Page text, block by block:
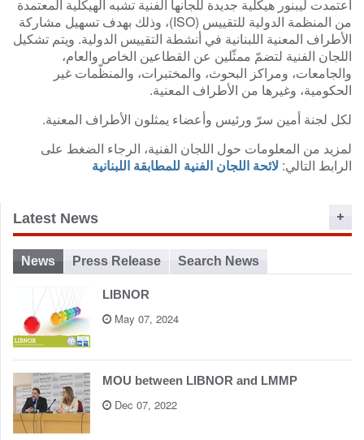
اعتمدت ليبنور هيكلية جديدة للجانها الفنية تشبه الهيكلية المعتمدة
من المنظمة الدولية للتقييس (ISO)، وذلك بهدف تسهيل مشاركة
الأطراف المعنية اللبنانية في أنشطة التقييس الدولية. ويتم تشكيل
اللجان الفنية لتضمّ ممثّلين عن القطاعين الخاص والعام،
والجامعات، ومراكز البحوث، والمختبرات، والمنظّمات غير
الحكومية، وغيرها من الأطراف المعنية.
لكل لجنة أمين سرّ ورئيس وأعضاء يمثلون الأطراف المعنية.
لمزيد من المعلومات حول اللجان الفنية، الرجاء الضغط على
الرابط التالي: لائحة اللجان الفنية للمطابقة اللبنانية
Latest News
News Press Release Search News
LIBNOR
May 07, 2024
MOU between LIBNOR and LMMP
Dec 07, 2022